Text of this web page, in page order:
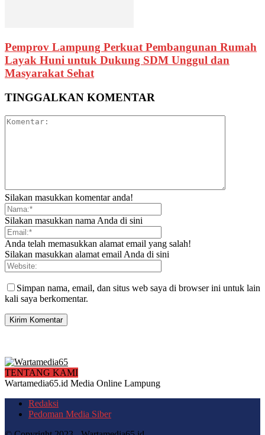
Pemprov Lampung Perkuat Pembangunan Rumah
Layak Huni untuk Dukung SDM Unggul dan
Masyarakat Sehat
TINGGALKAN KOMENTAR
Silakan masukkan komentar anda!
Silakan masukkan nama Anda di sini
Anda telah memasukkan alamat email yang salah!
Silakan masukkan alamat email Anda di sini
Simpan nama, email, dan situs web saya di browser ini untuk lain
kali saya berkomentar.
TENTANG KAMI
Wartamedia65.id Media Online Lampung
Redaksi
Pedoman Media Siber